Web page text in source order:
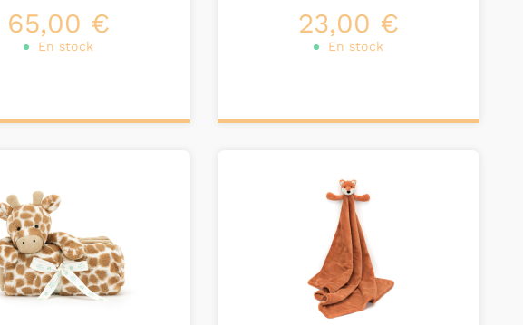
65,00 €
En stock
23,00 €
En stock